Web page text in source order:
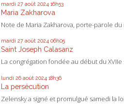
mardi 27 août 2024 16h53
Maria Zakharova
Note de Maria Zakharova, porte-parole du
mardi 27 août 2024 06h05
Saint Joseph Calasanz
La congrégation fondée au début du XVIIe
lundi 26 août 2024 18h36
La persécution
Zelensky a signé et promulgué samedi la